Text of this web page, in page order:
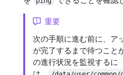
重要
次の手順に進む前に、ア
が完了するまで待つこと
の進行状況を監視するに